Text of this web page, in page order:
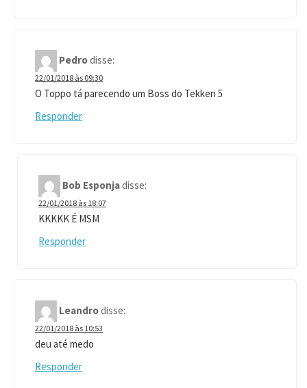
Pedrodisse:
22/01/2018 às 09:30
O Toppo tá parecendo um Boss do Tekken 5
Responder
Bob Esponjadisse:
22/01/2018 às 18:07
KKKKK É MSM
Responder
Leandrodisse:
22/01/2018 às 10:53
deu até medo
Responder